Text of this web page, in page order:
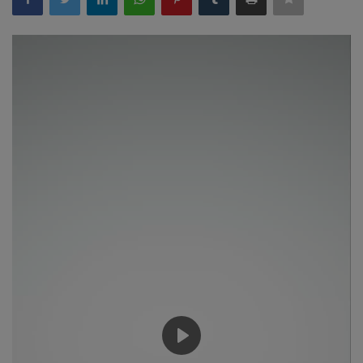
About Author
Play